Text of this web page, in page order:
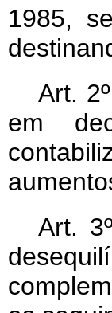
1985,
Art.
em
Art.